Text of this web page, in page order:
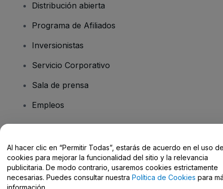
Distribución abierta
Programa de Afiliados
Inversionistas
Servicio Corporativo
Sala de prensa
Empleos
Centro de Ayuda / Contacto
Al hacer clic en “Permitir Todas”, estarás de acuerdo en el uso
cookies para mejorar la funcionalidad del sitio y la relevancia
publicitaria. De modo contrario, usaremos cookies estrictamente
necesarias. Puedes consultar nuestra Política de Cookies para
información.